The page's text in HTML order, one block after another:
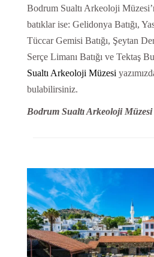
Bodrum Sualtı Arkeoloji
batıklar ise: Gelidonya Batığı,
Tüccar Gemisi Batığı, Şeytan
Serçe Limanı Batığı ve Tektaş
Sualtı Arkeoloji Müzesi
bulabilirsiniz.
Bodrum Sualtı Arkeoloji